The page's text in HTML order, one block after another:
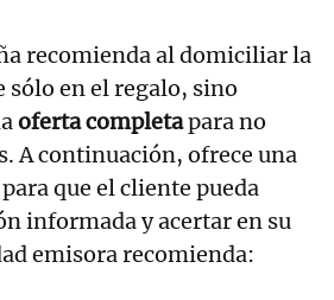
recomienda al domiciliar la
en el regalo, sino
oferta completapara no
A continuación, ofrece una
para que el cliente pueda
informada y acertar en su
emisora recomienda: